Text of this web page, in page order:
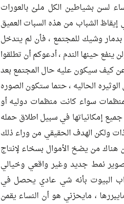
لسن بشياطين الكل ملئ بالعورات
إيقاظ الشباب من هذه السبات العميق
وشيك للمجتمع ، فأن لم يتدخل
ينفع حينها الندم ، أدعوكم أن تطلقوا
عن كيف سيكون عليه حال المجتمع بعد
الحاليه ، حتما ستكون الصوره
سواء كانت منظمات دوليه أو
إمكانياتها في سبيل اطلاق حمله
ولكن الهدف الحقيقي من وراء ذلك
هناك من يضخ الأموال بسخاء لإنتاج
نمط جديد وغير واقعي وخيالي
البيوت بأنه شي عادي يحصل في
، مايحزني هو أن النساء يقمن